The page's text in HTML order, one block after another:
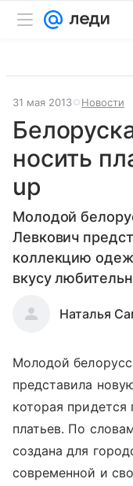
31 мая 2013 Новости
носить
up
Молодой
Левкович
коллекцию
вкусу
Наталья
Молодой
представила
которая
платьев. По
создана для
современной и